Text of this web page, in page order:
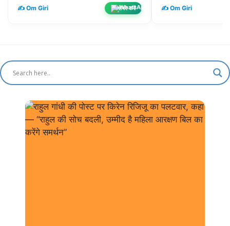
✍️ Om Giri शेयर करें ✍️ Om Giri